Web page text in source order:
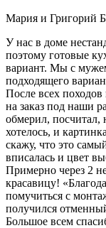
Мария и Григорий
У нас в доме
поэтому готовые
вариант. Мы с
подходящего
После всех
на заказ под наши
обмерил, посчитал,
хотелось, и
скажу, что это
вписалась и цвет
Примерно через 2
красавицу!
помучиться с
получился
Большое всем